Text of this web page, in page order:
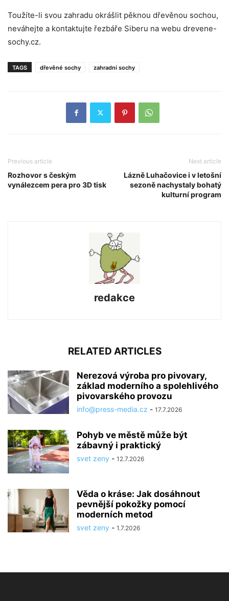
Toužíte-li svou zahradu okrášlit pěknou dřevěnou sochou,
neváhejte a kontaktujte řezbáře Siberu na webu drevene-
sochy.cz.
TAGS dřevěné sochy zahradní sochy
Previous article
Rozhovor s českým
vynálezcem pera pro 3D tisk
Next article
Lázně Luhačovice i v letošní
sezoně nachystaly bohatý
kulturní program
redakce
RELATED ARTICLES
Nerezová výroba pro pivovary,
základ moderního a spolehlivého
pivovarského provozu
info@press-media.cz - 17.7.2026
Pohyb ve městě může být
zábavný i praktický
svet zeny - 12.7.2026
Věda o kráse: Jak dosáhnout
pevnější pokožky pomocí
moderních metod
svet zeny - 1.7.2026